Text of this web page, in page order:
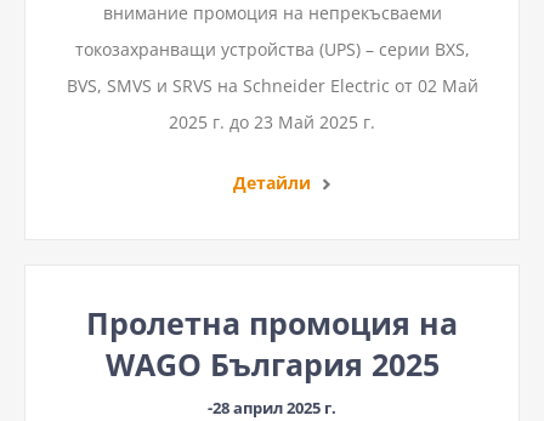
внимание промоция на непрекъсваеми
токозахранващи устройства (UPS) – серии BXS,
BVS, SMVS и SRVS на Schneider Electric от 02 Май
2025 г. до 23 Май 2025 г.
Детайли
Пролетна промоция на
WAGO България 2025
-28 април 2025 г.